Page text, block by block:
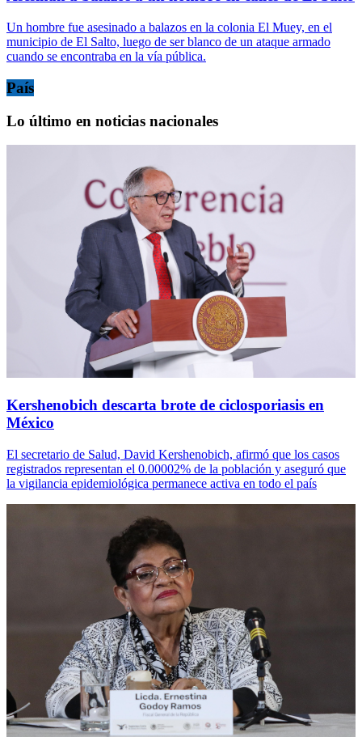
Un hombre fue asesinado a balazos en la colonia El Muey, en el
municipio de El Salto, luego de ser blanco de un ataque armado
cuando se encontraba en la vía pública.
País
Lo último en noticias nacionales
Kershenobich descarta brote de ciclosporiasis en
México
El secretario de Salud, David Kershenobich, afirmó que los casos
registrados representan el 0.00002% de la población y aseguró que
la vigilancia epidemiológica permanece activa en todo el país